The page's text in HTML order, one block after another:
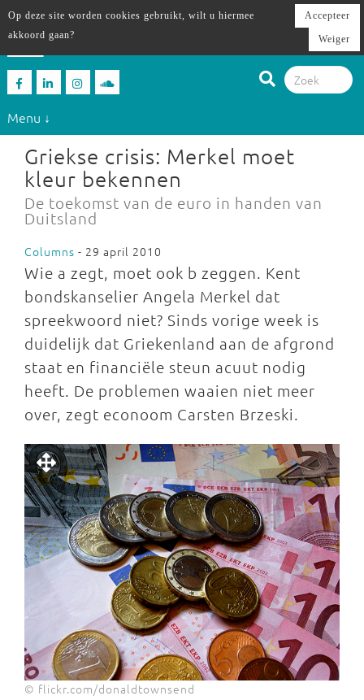
Menu ↓
Griekse crisis: Merkel moet
kleur bekennen
De toekomst van de euro in handen van
Duitsland
Columns - 29 april 2010
Wie a zegt, moet ook b zeggen. Kent
bondskanselier Angela Merkel dat
spreekwoord niet? Sinds vorige week is
duidelijk dat Griekenland aan de afgrond
staat en financiële steun acuut nodig
heeft. De problemen waaien niet meer
over, zegt econoom Carsten Brzeski.
© flickr.com/donaldtownsend
Op deze site worden cookies gebruikt, wilt u hiermee
akkoord gaan?
Accepteer
Weiger